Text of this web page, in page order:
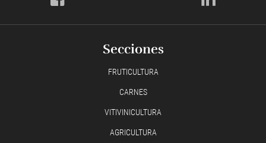
Secciones
FRUTICULTURA
CARNES
VITIVINICULTURA
AGRICULTURA